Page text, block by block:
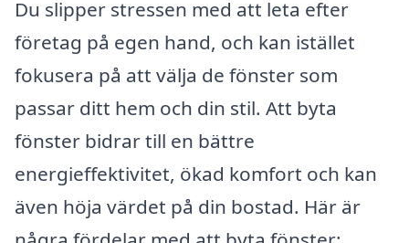
Du slipper stressen med att leta efter
företag på egen hand, och kan istället
fokusera på att välja de fönster som
passar ditt hem och din stil. Att byta
fönster bidrar till en bättre
energieffektivitet, ökad komfort och kan
även höja värdet på din bostad. Här är